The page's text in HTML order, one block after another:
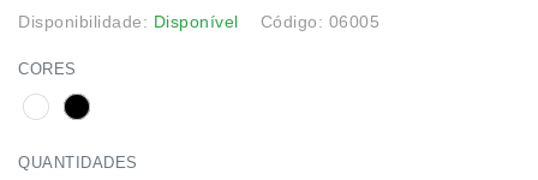
Disponibilidade: Disponível Código: 06005
CORES
QUANTIDADES